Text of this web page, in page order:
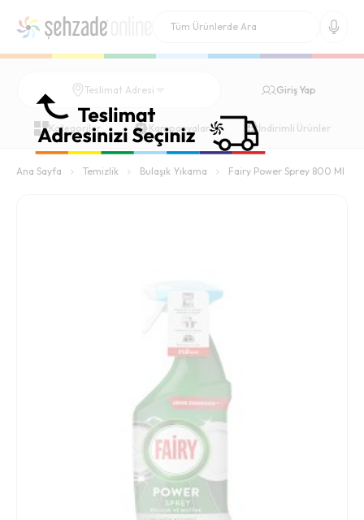
Teslimat Adresi Giriş Yap
Kategoriler Kampanyalar İndirimli Ürünler
Ana Sayfa Temizlik Bulaşık Yıkama Fairy Power Sprey 800 Ml